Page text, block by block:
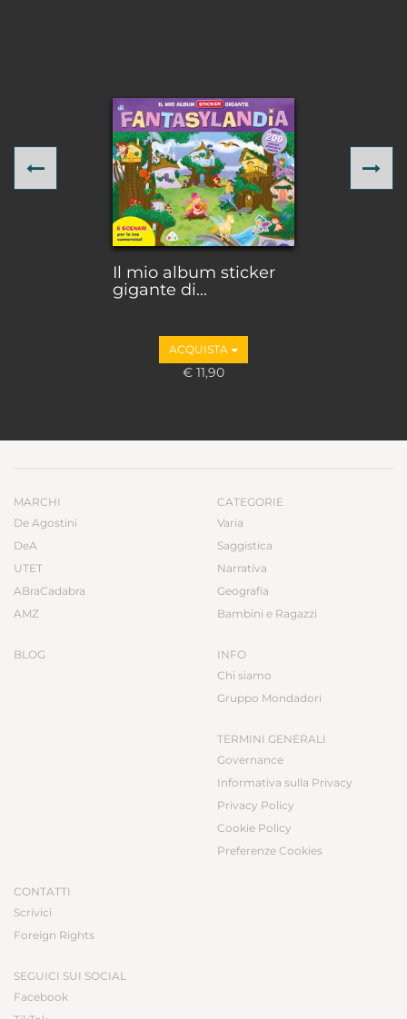
Il mio album sticker
gigante di...
ACQUISTA
€ 11,90
Previous
MARCHI
De Agostini
DeA
UTET
ABraCadabra
AMZ
BLOG
CATEGORIE
Varia
Saggistica
Narrativa
Geografia
Bambini e Ragazzi
INFO
Chi siamo
Gruppo Mondadori
TERMINI GENERALI
Governance
Informativa sulla Privacy
Privacy Policy
Cookie Policy
Preferenze Cookies
CONTATTI
Scrivici
Foreign Rights
SEGUICI SUI SOCIAL
Facebook